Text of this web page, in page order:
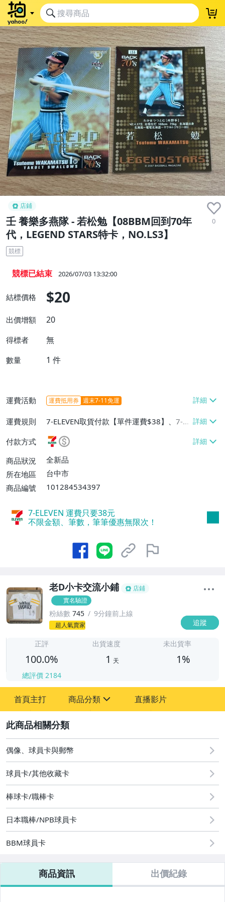
店鋪
壬 養樂多燕隊 - 若松勉【08BBM回到70年
代，LEGEND STARS特卡，NO.LS3】
0
競標
競標已結束 2026/07/03 13:32:00
結標價格 $20
出價增額 20
得標者 無
數量 1 件
運費活動 運費抵用券 週末7-11免運
運費規則
7-ELEVEN取貨付款【單件運費$38】、7-EL
貨運【單件運費$60、消費滿$1000免運
費】、郵局掛號【單件運費$31、滿10件或
消費滿$700免運費】、低溫配送【單件運
付款方式
商品狀況
全新品
所在地區
台中市
商品編號
101284534397
7-ELEVEN 運費只要38元
不限金額、筆數，筆筆優惠無限次！
老D小卡交流小鋪
店鋪
實名驗證
粉絲數 745 9分鐘前上線
超人氣賣家 追蹤
正評
100.0%
總評價 2184
出貨速度
1 天
未出貨率
1%
首頁主打 商品分類
其它
直播影片
偶像、球員卡與郵幣
球員卡/其他收藏卡
棒球卡/職棒卡
日本職棒/NPB球員卡
BBM球員卡
商品資訊 出價紀錄